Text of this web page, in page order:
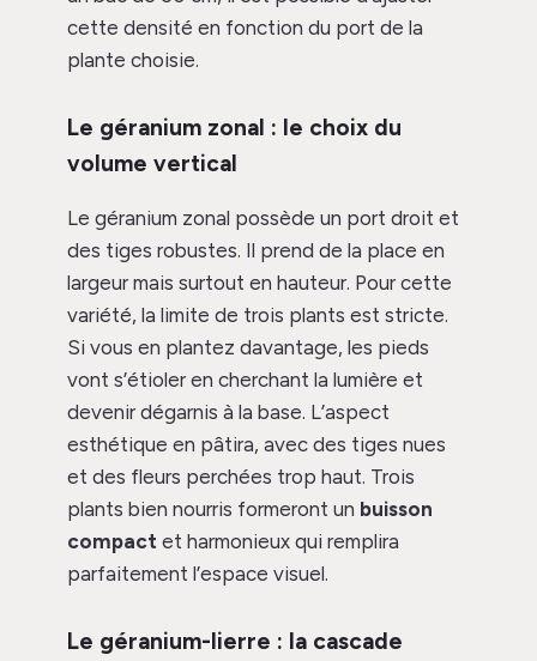
cette densité en fonction du port de la
plante choisie.
Le géranium zonal : le choix du
volume vertical
Le géranium zonal possède un port droit et
des tiges robustes. Il prend de la place en
largeur mais surtout en hauteur. Pour cette
variété, la limite de trois plants est stricte.
Si vous en plantez davantage, les pieds
vont s’étioler en cherchant la lumière et
devenir dégarnis à la base. L’aspect
esthétique en pâtira, avec des tiges nues
et des fleurs perchées trop haut. Trois
plants bien nourris formeront un buisson
compact et harmonieux qui remplira
parfaitement l’espace visuel.
Le géranium-lierre : la cascade